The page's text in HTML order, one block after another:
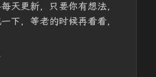
天更新，只要你有想法，
下，等老的时候再看看，